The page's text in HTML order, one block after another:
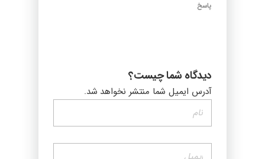
پاسخ
دیدگاه شما چیست؟
آدرس ایمیل شما منتشر نخواهد شد.